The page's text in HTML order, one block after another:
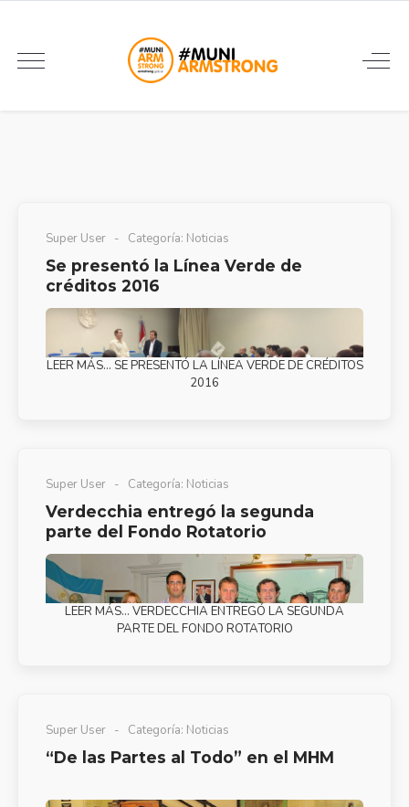
Super User Categoría: Noticias
Se presentó la Línea Verde de
créditos 2016
LEER MÁS… SE PRESENTÓ LA LÍNEA VERDE DE CRÉDITOS
2016
Super User Categoría: Noticias
Verdecchia entregó la segunda
parte del Fondo Rotatorio
LEER MÁS… VERDECCHIA ENTREGÓ LA SEGUNDA
PARTE DEL FONDO ROTATORIO
Super User Categoría: Noticias
“De las Partes al Todo” en el MHM